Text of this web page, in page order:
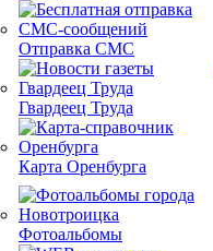
Отправка СМС
Гвардеец Труда
Карта Оренбурга
Фотоальбомы